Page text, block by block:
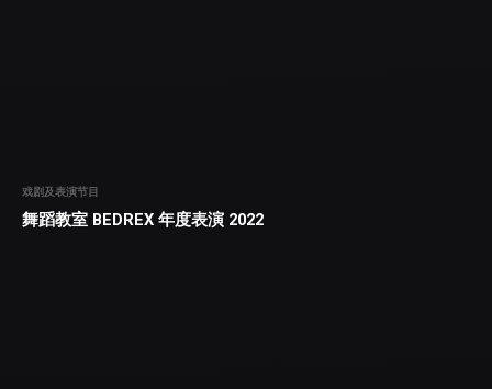
戏剧及表演节目
舞蹈教室 BEDREX 年度表演 2022